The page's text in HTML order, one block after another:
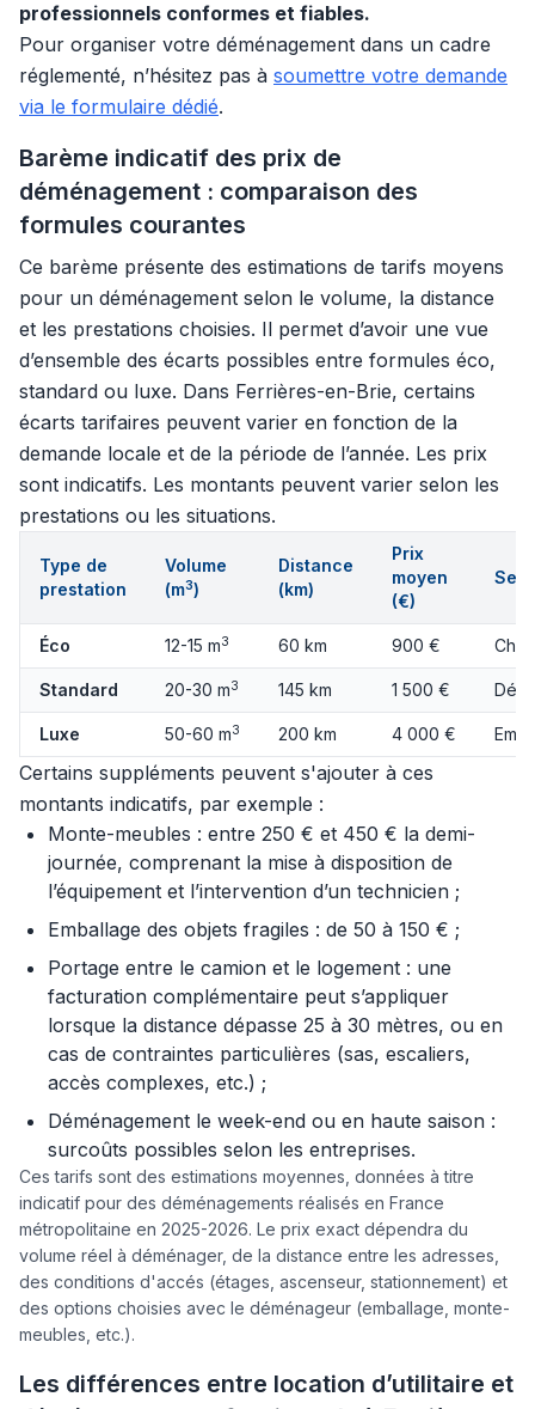
professionnels conformes et fiables.
Pour organiser votre déménagement dans un cadre
réglementé, n’hésitez pas à soumettre votre demande
via le formulaire dédié.
Barème indicatif des prix de
déménagement : comparaison des
formules courantes
Ce barème présente des estimations de tarifs moyens
pour un déménagement selon le volume, la distance
et les prestations choisies. Il permet d’avoir une vue
d’ensemble des écarts possibles entre formules éco,
standard ou luxe. Dans Ferrières-en-Brie, certains
écarts tarifaires peuvent varier en fonction de la
demande locale et de la période de l’année. Les prix
sont indicatifs. Les montants peuvent varier selon les
prestations ou les situations.
Type de
prestation
Volume
(m3)
Distance
(km)
Prix
moyen
(€)
Éco 12-15 m3 60 km 900 €
Standard 20-30 m3 145 km 1 500 €
Luxe 50-60 m3 200 km 4 000 €
Certains suppléments peuvent s'ajouter à ces
montants indicatifs, par exemple :
Monte-meubles : entre 250 € et 450 € la demi-
journée, comprenant la mise à disposition de
l’équipement et l’intervention d’un technicien ;
Emballage des objets fragiles : de 50 à 150 € ;
Portage entre le camion et le logement : une
facturation complémentaire peut s’appliquer
lorsque la distance dépasse 25 à 30 mètres, ou en
cas de contraintes particulières (sas, escaliers,
accès complexes, etc.) ;
Déménagement le week-end ou en haute saison :
surcoûts possibles selon les entreprises.
Ces tarifs sont des estimations moyennes, données à titre
indicatif pour des déménagements réalisés en France
métropolitaine en 2025-2026. Le prix exact dépendra du
volume réel à déménager, de la distance entre les adresses,
des conditions d'accés (étages, ascenseur, stationnement) et
des options choisies avec le déménageur (emballage, monte-
meubles, etc.).
Les différences entre location d’utilitaire et